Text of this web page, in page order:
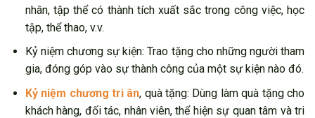
nhân, tập thể có thành tích xuất sắc trong công việc, học
tập, thể thao, v.v.
Kỷ niệm chương sự kiện: Trao tặng cho những người tham
gia, đóng góp vào sự thành công của một sự kiện nào đó.
Kỷ niệm chương tri ân, quà tặng: Dùng làm quà tặng cho
khách hàng, đối tác, nhân viên, thể hiện sự quan tâm và tri